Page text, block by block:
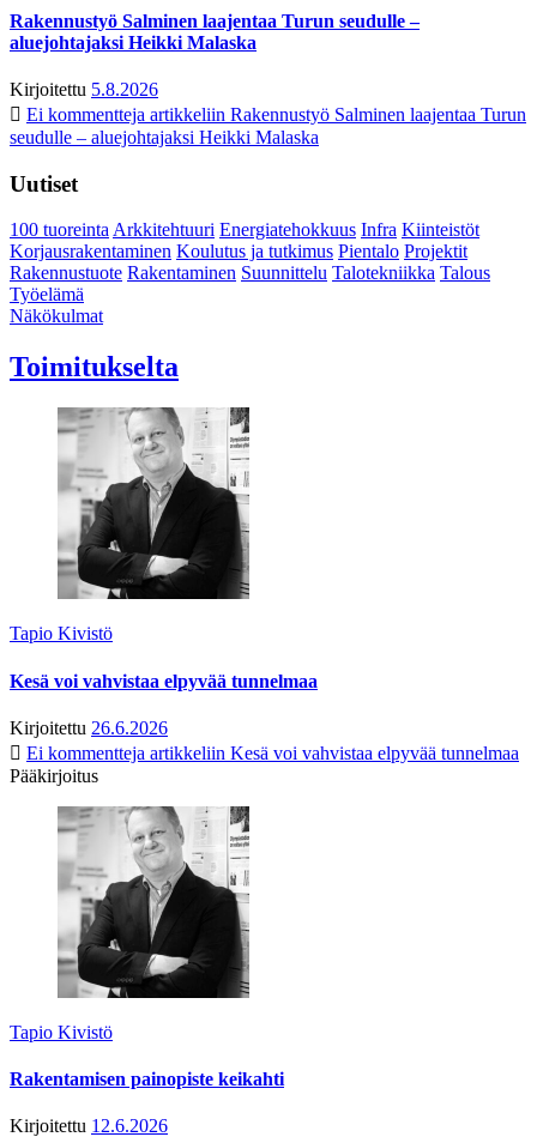
Rakennustyö Salminen laajentaa Turun seudulle –
aluejohtajaksi Heikki Malaska
Kirjoitettu 5.8.2026
Ei kommentteja artikkeliin Rakennustyö Salminen laajentaa Turun
seudulle – aluejohtajaksi Heikki Malaska
Uutiset
100 tuoreintaArkkitehtuuri Energiatehokkuus Infra Kiinteistöt
Korjausrakentaminen Koulutus ja tutkimus Pientalo Projektit
Rakennustuote Rakentaminen Suunnittelu Talotekniikka Talous
Työelämä
Näkökulmat
Toimitukselta
Tapio Kivistö
Kesä voi vahvistaa elpyvää tunnelmaa
Kirjoitettu 26.6.2026
Ei kommentteja artikkeliin Kesä voi vahvistaa elpyvää tunnelmaa
Pääkirjoitus
Tapio Kivistö
Rakentamisen painopiste keikahti
Kirjoitettu 12.6.2026